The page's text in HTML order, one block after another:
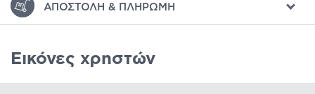
ΑΠΟΣΤΟΛΉ & ΠΛΗΡΩΜΉ
Εικόνες χρηστών